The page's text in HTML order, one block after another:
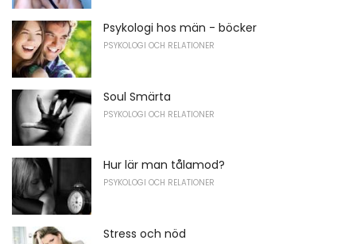
Psykologi hos män - böcker
PSYKOLOGI OCH RELATIONER
Soul Smärta
PSYKOLOGI OCH RELATIONER
Hur lär man tålamod?
PSYKOLOGI OCH RELATIONER
Stress och nöd